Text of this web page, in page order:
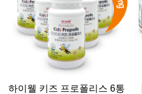
하이웰 키즈 프로폴리스 6통